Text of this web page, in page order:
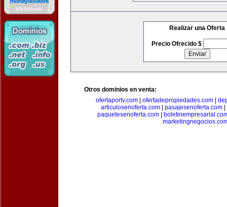
Realizar una Oferta
Precio Ofrecido $
Otros dominios en venta:
ofertaportv.com
ofertadepropiedades.com
articulosenoferta.com
pasajesenoferta.com
paquetesenoferta.com|